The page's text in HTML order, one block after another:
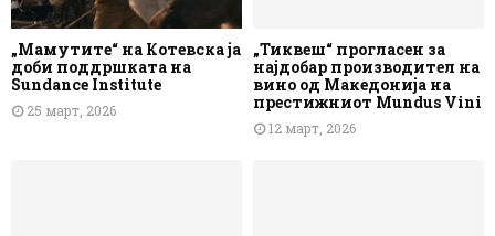
„Мамутите“ на Котевска ја
доби поддршката на
Sundance Institute
25 март, 2026
„Тиквеш“ прогласен за
најдобар производител на
вино од Македонија на
престижниот Mundus Vini
12 март, 2026